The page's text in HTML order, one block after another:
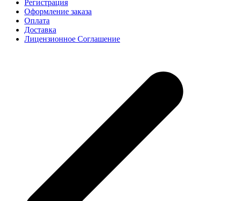
Регистрация
Оформление заказа
Оплата
Доставка
Лицензионное Соглашение